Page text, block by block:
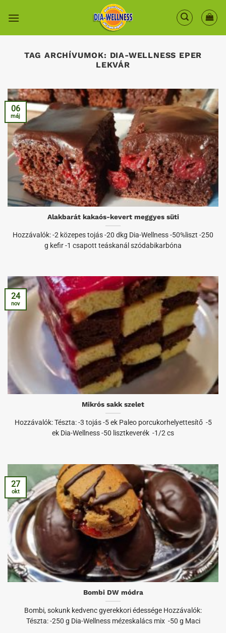
TAG ARCHÍVUMOK: DIA-WELLNESS EPER
LEKVÁR
Alakbarát kakaós-kevert meggyes süti
Hozzávalók: -2 közepes tojás -20 dkg Dia-Wellness -50%liszt -250
g kefir -1 csapott teáskanál szódabikarbóna
06
máj
Mikrós sakk szelet
Hozzávalók: Tészta: -3 tojás -5 ek Paleo porcukorhelyettesítő -5
ek Dia-Wellness -50 lisztkeverék -1/2 cs
24
nov
Bombi DW módra
Bombi, sokunk kedvenc gyerekkori édessége Hozzávalók:
Tészta: -250 g Dia-Wellness mézeskalács mix -50 g Maci
27
okt